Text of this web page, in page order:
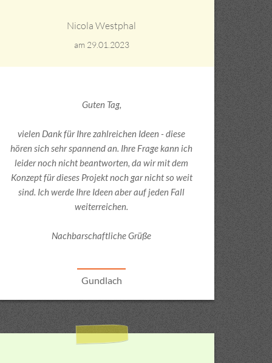
Nicola Westphal
am 29.01.2023
Guten Tag,
vielen Dank für Ihre zahlreichen Ideen - diese
hören sich sehr spannend an. Ihre Frage kann ich
leider noch nicht beantworten, da wir mit dem
Konzept für dieses Projekt noch gar nicht so weit
sind. Ich werde Ihre Ideen aber auf jeden Fall
weiterreichen.
Nachbarschaftliche Grüße
Gundlach
Cookies
anonym. Diese
verstehen, wie unsere